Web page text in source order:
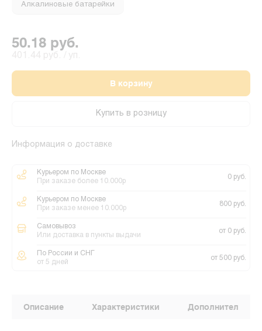
Алкалиновые батарейки
50.18 руб.
В корзину
Купить в розницу
Информация о доставке
Курьером по Москве
При заказе более 10.000р
0 руб.
Курьером по Москве
При заказе менее 10.000р
800 руб.
Самовывоз
Или доставка в пункты выдачи
от 0 руб.
По России и СНГ
от 5 дней
от 500 руб.
Описание Характеристики